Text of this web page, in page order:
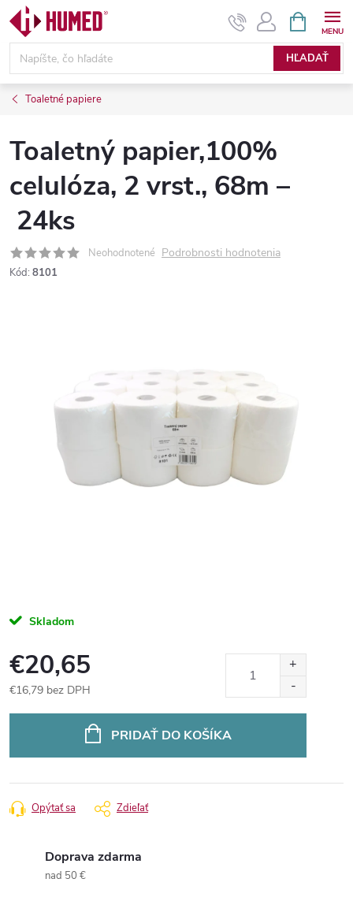
Prejsť
obsah
HĽADAŤ
KOŠÍK
Toaletné papiere
Toaletný papier,100%
celulóza, 2 vrst., 68m –
24ks
Neohodnotené Podrobnosti hodnotenia
Kód: 8101
Skladom
€20,65
€16,79 bez DPH
PRIDAŤ DO KOŠÍKA
Opýtať sa Zdieľať
Doprava zdarma
nad 50 €